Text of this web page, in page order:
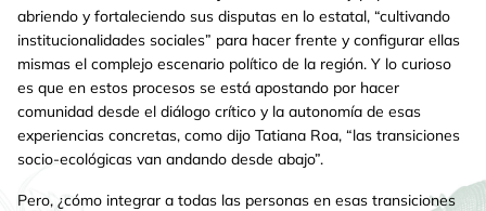
abriendo y fortaleciendo sus disputas en lo estatal, “cultivando
institucionalidades sociales” para hacer frente y configurar ellas
mismas el complejo escenario político de la región. Y lo curioso
es que en estos procesos se está apostando por hacer
comunidad desde el diálogo crítico y la autonomía de esas
experiencias concretas, como dijo Tatiana Roa, “las transiciones
socio-ecológicas van andando desde abajo”.
Pero, ¿cómo integrar a todas las personas en esas transiciones